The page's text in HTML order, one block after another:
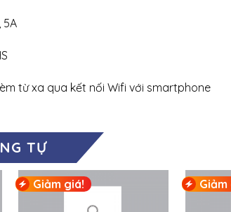
5A
từ xa qua kết nối Wifi với smartphone
TỰ
Giảm giá! Giảm